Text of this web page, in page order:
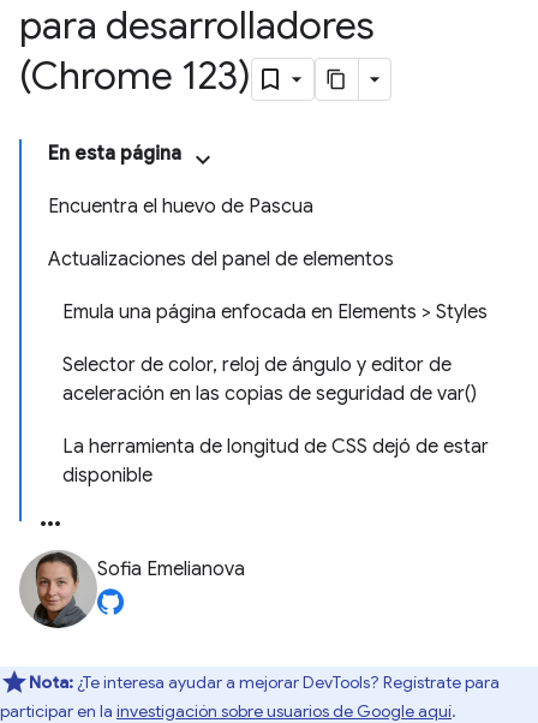
para desarrolladores
(Chrome 123)
En esta página
Encuentra el huevo de Pascua
Actualizaciones del panel de elementos
Emula una página enfocada en Elements > Styles
Selector de color, reloj de ángulo y editor de
aceleración en las copias de seguridad de var()
La herramienta de longitud de CSS dejó de estar
disponible
Sofia Emelianova
Nota: ¿Te interesa ayudar a mejorar DevTools? Regístrate para
participar en la investigación sobre usuarios de Google aquí.